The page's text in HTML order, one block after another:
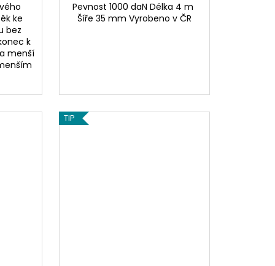
ke
bez
k
menší
Pevnost 1000 daN Délka 4 m
Šíře 35 mm Vyrobeno v ČR
TIP